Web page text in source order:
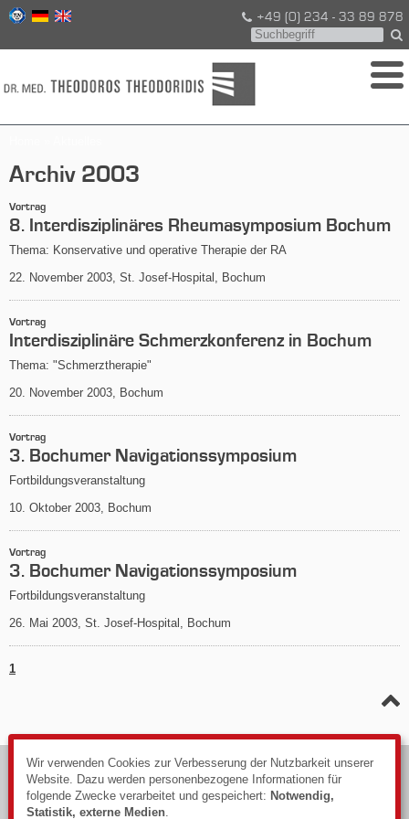
+49 (0) 234 - 33 89 878
Archiv 2003
Vortrag
8. Interdisziplinäres Rheumasymposium Bochum
Thema: Konservative und operative Therapie der RA
22. November 2003, St. Josef-Hospital, Bochum
Vortrag
Interdisziplinäre Schmerzkonferenz in Bochum
Thema: "Schmerztherapie"
20. November 2003, Bochum
Vortrag
3. Bochumer Navigationssymposium
Fortbildungsveranstaltung
10. Oktober 2003, Bochum
Vortrag
3. Bochumer Navigationssymposium
Fortbildungsveranstaltung
26. Mai 2003, St. Josef-Hospital, Bochum
1
© 2026
Impressum
Datenschutzerklärung
Wir verwenden Cookies zur Verbesserung der Nutzbarkeit unserer
Website. Dazu werden personenbezogene Informationen für
folgende Zwecke verarbeitet und gespeichert: Notwendig,
Statistik, externe Medien.